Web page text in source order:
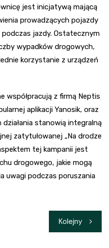
jest inicjatywą mającą
prowadzących pojazdy
jazdy. Ostatecznym
wypadków drogowych,
korzystanie z urządzeń
współpracują z firmą Neptis
aplikacji Yanosik, oraz
działania stanowią integralną
zatytułowanej „Na drodze
tej kampanii jest
drogowego, jakie mogą
uwagi podczas poruszania
Kolejny